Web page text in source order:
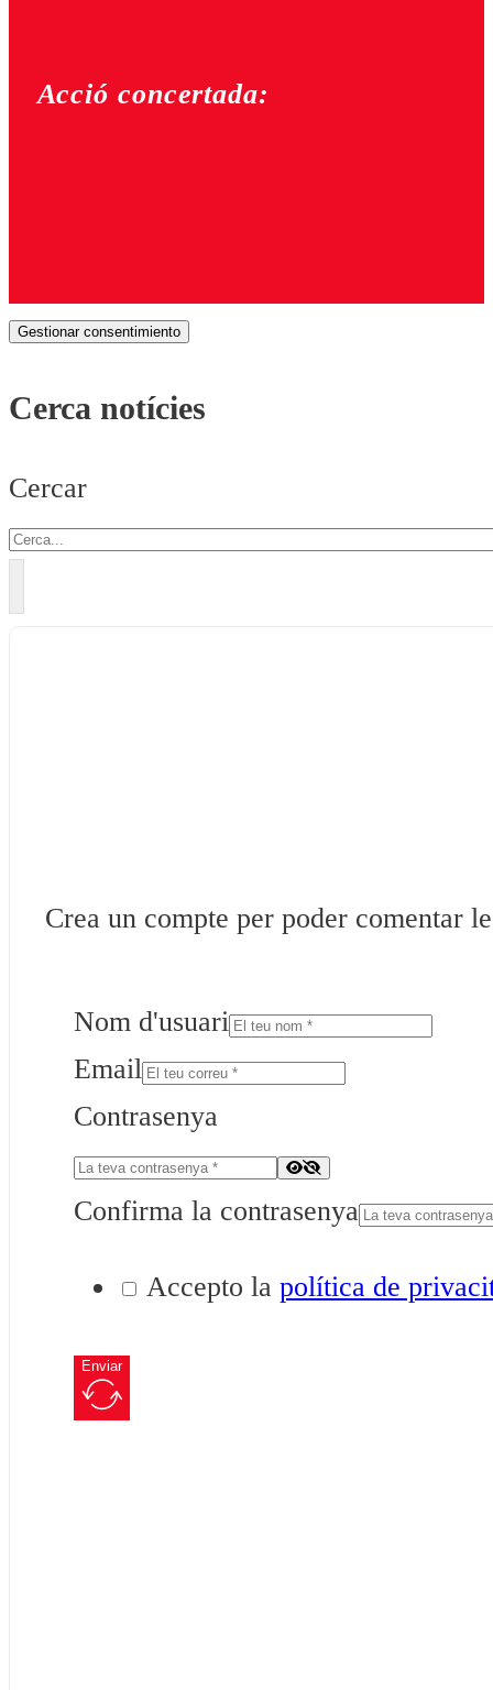
Acció concertada:
Gestionar consentimiento
Cerca notícies
Cercar
Crea un compte per poder comentar
Nom d'usuari
Email
Contrasenya
Confirma la contrasenya
Accepto la política de
Enviar